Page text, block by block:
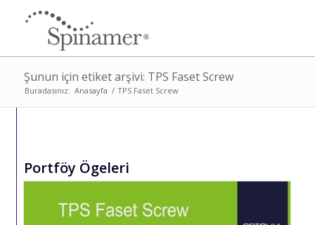
Şunun için etiket arşivi: TPS Faset Screw
Buradasınız: Anasayfa / TPS Faset Screw
Portföy Ögeleri